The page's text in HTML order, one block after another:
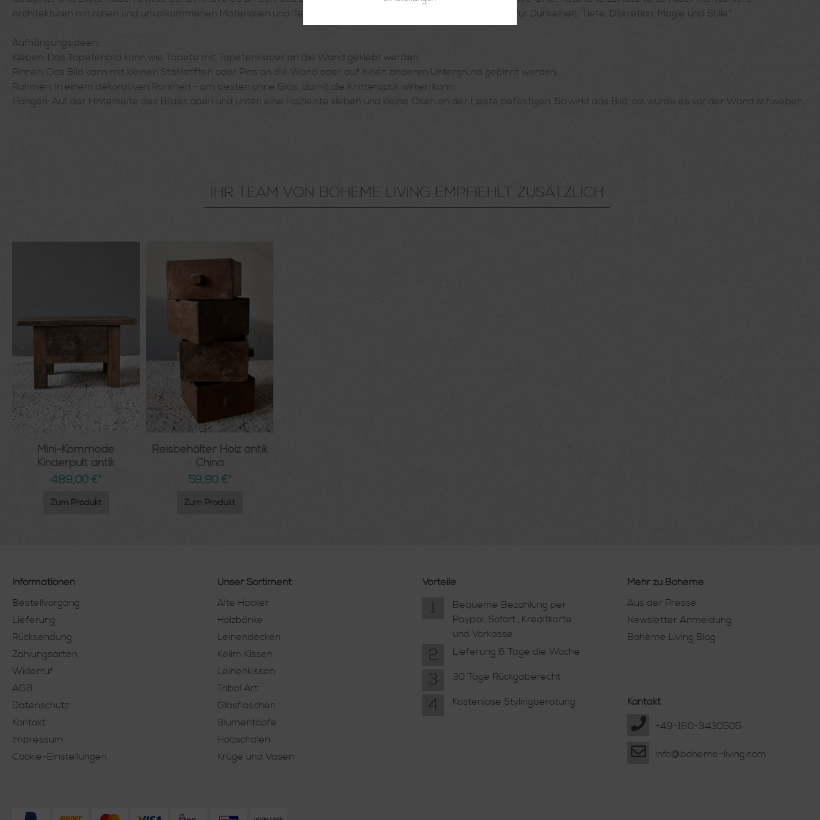
Architekturen mit rohen und unvollkommenen Materialien und Texturen. Das Mysterium ist gleichzeitig Synonym für Dunkelheit, Tiefe, Diskretion, Magie und Stille".
Aufhängungsideen:
Kleben: Das Tapetenbild kann wie Tapete mit Tapetenkleber an die Wand geklebt werden.
Pinnen: Das Bild kann mit kleinen Stahlstiften oder Pins an die Wand oder auf einen anderen Untergrund gepinnt werden.
Rahmen: In einem dekorativen Rahmen - am besten ohne Glas, damit die Knitteroptik wirken kann.
Hängen: Auf der Hinterseite des Bildes oben und unten eine Holzleiste kleben und kleine Ösen an der Leiste befestigen. So wirkt das Bild, als würde es vor der Wand schweben.
IHR TEAM VON BOHEME LIVING EMPFIEHLT ZUSÄTZLICH
Mini-Kommode
Kinderpult antik
489,00 €*
Zum Produkt
Reisbehälter Holz antik
China
59,90 €*
Zum Produkt
Informationen
Bestellvorgang
Lieferung
Rücksendung
Zahlungsarten
Widerruf
AGB
Datenschutz
Kontakt
Impressum
Cookie-Einstellungen
Unser Sortiment
Alte Hocker
Holzbänke
Leinendecken
Kelim Kissen
Leinenkissen
Tribal Art
Glasflaschen
Blumentöpfe
Holzschalen
Krüge und Vasen
Vorteile
1
Bequeme Bezahlung per
Paypal, Sofort., Kreditkarte
und Vorkasse
2 Lieferung 6 Tage die Woche
3 30 Tage Rückgaberecht
4 Kostenlose Stylingberatung
Mehr zu Boheme
Aus der Presse
Newsletter Anmeldung
Bohème Living Blog
Kontakt
+49-160-3430505
info@boheme-living.com